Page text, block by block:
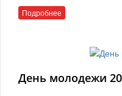
Подробнее
День молодежи